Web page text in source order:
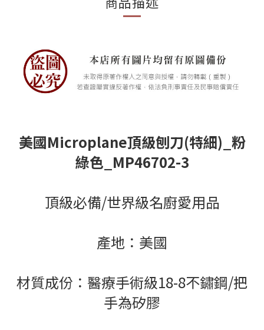
美國Microplane頂級刨刀(特細)_粉
綠色_MP46702-3
頂級必備/世界級名廚愛用品
產地：美國
材質成份：醫療手術級18-8不鏽鋼/把
手為矽膠